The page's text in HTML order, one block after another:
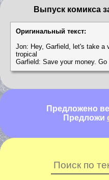
Выпуск комикса
Оригинальный текст:
Jon: Hey, Garfield, let's take a
tropical
Garfield: Save your money.
Предложено
Предложи